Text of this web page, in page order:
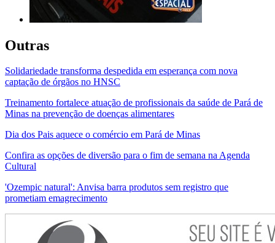
Outras
Solidariedade transforma despedida em esperança com nova
captação de órgãos no HNSC
Treinamento fortalece atuação de profissionais da saúde de Pará de
Minas na prevenção de doenças alimentares
Dia dos Pais aquece o comércio em Pará de Minas
Confira as opções de diversão para o fim de semana na Agenda
Cultural
'Ozempic natural': Anvisa barra produtos sem registro que
prometiam emagrecimento